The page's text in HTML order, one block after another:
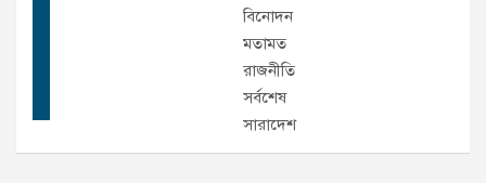
বিনোদন
মতামত
রাজনীতি
সর্বশেষ
সারাদেশ